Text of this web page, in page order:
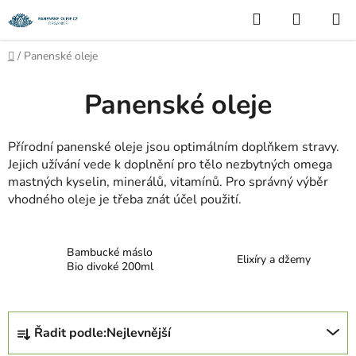
na
obsah
Hledat
KOŠÍK
Domů
/ Panenské oleje
Panenské oleje
Přírodní panenské oleje jsou optimálním doplňkem stravy.
Jejich užívání vede k doplnění pro tělo nezbytných omega
mastných kyselin, minerálů, vitamínů. Pro správný výběr
vhodného oleje je třeba znát účel použití.
Bambucké máslo
Bio divoké 200ml
Elixíry a džemy
Ř
Řadit podle:Nejlevnější